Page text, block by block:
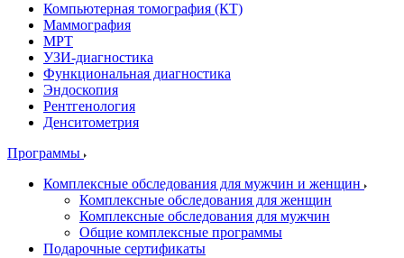
Компьютерная томография (КТ)
Маммография
МРТ
УЗИ-диагностика
Функциональная диагностика
Эндоскопия
Рентгенология
Денситометрия
Программы
Комплексные обследования для мужчин и женщин
Комплексные обследования для женщин
Комплексные обследования для мужчин
Общие комплексные программы
Подарочные сертификаты